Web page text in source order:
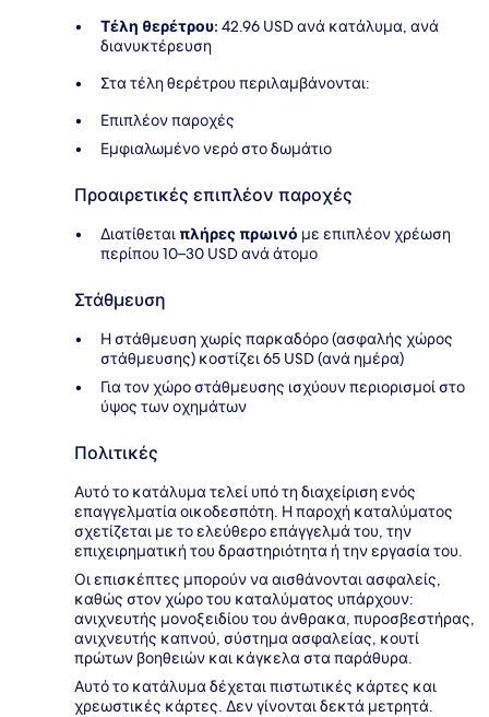
Τέλη θερέτρου: 42.96 USD ανά κατάλυμα, ανά
διανυκτέρευση
Στα τέλη θερέτρου περιλαμβάνονται:
Επιπλέον παροχές
Εμφιαλωμένο νερό στο δωμάτιο
Προαιρετικές επιπλέον παροχές
Διατίθεταιπλήρες πρωινό με επιπλέον χρέωση
περίπου 10–30 USD ανά άτομο
Στάθμευση
Η στάθμευση χωρίς παρκαδόρο (ασφαλής χώρος
στάθμευσης) κοστίζει 65 USD (ανά ημέρα)
Για τον χώρο στάθμευσης ισχύουν περιορισμοί στο
ύψος των οχημάτων
Πολιτικές
Αυτό το κατάλυμα τελεί υπό τη διαχείριση ενός
επαγγελματία οικοδεσπότη. Η παροχή καταλύματος
σχετίζεται με το ελεύθερο επάγγελμά του, την
επιχειρηματική του δραστηριότητα ή την εργασία του.
Οι επισκέπτες μπορούν να αισθάνονται ασφαλείς,
καθώς στον χώρο του καταλύματος υπάρχουν:
ανιχνευτής μονοξειδίου του άνθρακα, πυροσβεστήρας,
ανιχνευτής καπνού, σύστημα ασφαλείας, κουτί
πρώτων βοηθειών και κάγκελα στα παράθυρα.
Αυτό το κατάλυμα δέχεται πιστωτικές κάρτες και
χρεωστικές κάρτες. Δεν γίνονται δεκτά μετρητά.